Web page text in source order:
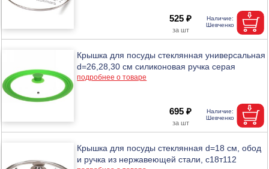
525 ₽
Крышка для посуды стеклянная универсальная
d=26,28,30 см силиконовая ручка серая
подробнее о товаре
695 ₽
Крышка для посуды стеклянная d=18 см, обод
и ручка из нержавеющей стали, с18т112